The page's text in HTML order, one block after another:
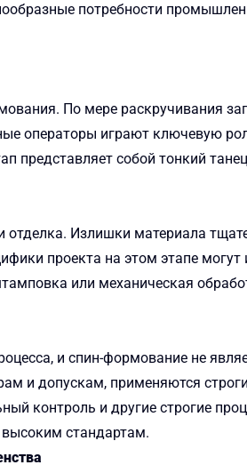
потребности
По мере раскручивания
операторы играют ключевую
представляет собой тонкий
Излишки материала
проекта на этом этапе могут
или механическая
и спин-формование не
и допускам, применяются
контроль и другие строгие
стандартам.